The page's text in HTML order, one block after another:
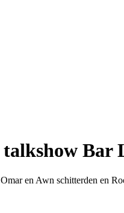
Bar
en Awn schitterden en